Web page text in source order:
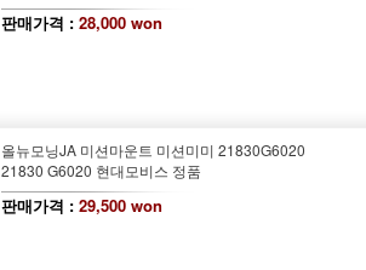
판매가격 : 28,000 won
올뉴모닝JA 미션마운트 미션미미 21830G6020
21830 G6020 현대모비스 정품
판매가격 : 29,500 won